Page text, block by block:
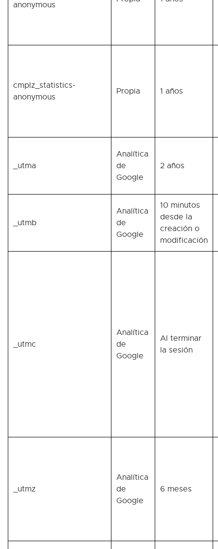
anonymous
cmplz_statistics-
anonymous
Propia 1 años
_utma
Analítica
de
Google
2 años
_utmb
Analítica
de
Google
10 minutos
desde la
creación o
modificación
_utmc
Analítica
de
Google
Al terminar
la sesión
_utmz
Analítica
de
Google
6 meses